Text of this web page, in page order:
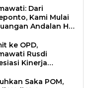
Dari
Kami Mulai
Andalan Hati
ke OPD,
Rusdi
Kinerja
Saka POM,